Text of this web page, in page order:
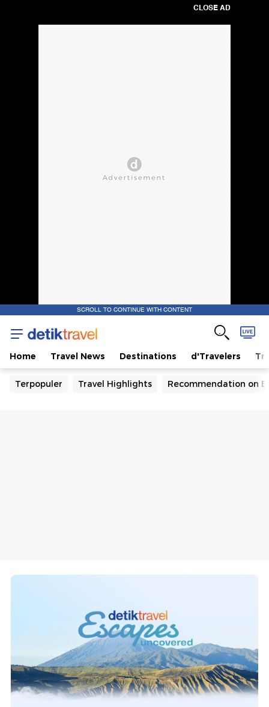
CLOSE AD
SCROLL TO CONTINUE WITH CONTENT
Home Travel News Destinations d'Travelers
Terpopuler Travel Highlights Recommendation on